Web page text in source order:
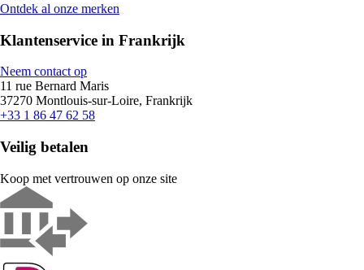
Ontdek al onze merken
Klantenservice in Frankrijk
Neem contact op
11 rue Bernard Maris
37270 Montlouis-sur-Loire, Frankrijk
+33 1 86 47 62 58
Veilig betalen
Koop met vertrouwen op onze site